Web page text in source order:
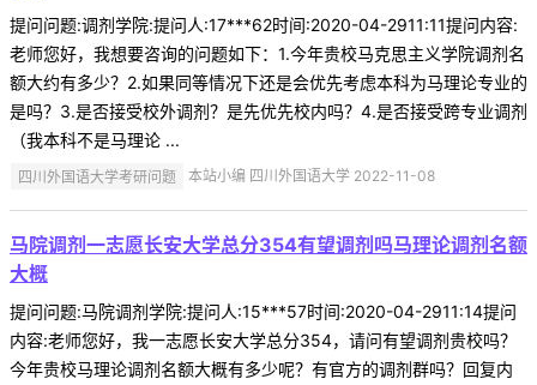
提问问题:调剂学院:提问人:17***62时间:2020-04-2911:11提问内容:
老师您好，我想要咨询的问题如下：1.今年贵校马克思主义学院调剂名
额大约有多少？2.如果同等情况下还是会优先考虑本科为马理论专业的
是吗？3.是否接受校外调剂？是先优先校内吗？4.是否接受跨专业调剂
（我本科不是马理论 ...
四川外国语大学考研问题 本站小编 四川外国语大学 2022-11-08
马院调剂一志愿长安大学总分354有望调剂吗马理论调剂名额
大概
提问问题:马院调剂学院:提问人:15***57时间:2020-04-2911:14提问
内容:老师您好，我一志愿长安大学总分354，请问有望调剂贵校吗？
今年贵校马理论调剂名额大概有多少呢？有官方的调剂群吗？回复内